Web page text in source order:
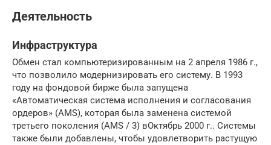
Деятельность
Инфраструктура
Обмен стал компьютеризированным на 2 апреля 1986 г.,
что позволило модернизировать его систему. В 1993
году на фондовой бирже была запущена
«Автоматическая система исполнения и согласования
ордеров» (AMS), которая была заменена системой
третьего поколения (AMS / 3) вОктябрь 2000 г.. Системы
также были добавлены, чтобы удовлетворить растущую